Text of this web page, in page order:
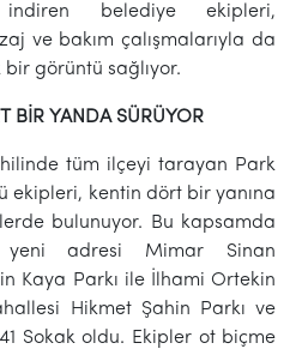
belediye ekipleri,
ve bakım çalışmalarıyla da
bir görüntü sağlıyor.
BİR YANDA SÜRÜYOR
tüm ilçeyi tarayan Park
ekipleri, kentin dört bir yanına
bulunuyor. Bu kapsamda
yeni adresi Mimar Sinan
Kaya Parkı ile İlhami Ortekin
Hikmet Şahin Parkı ve
Sokak oldu. Ekipler ot biçme